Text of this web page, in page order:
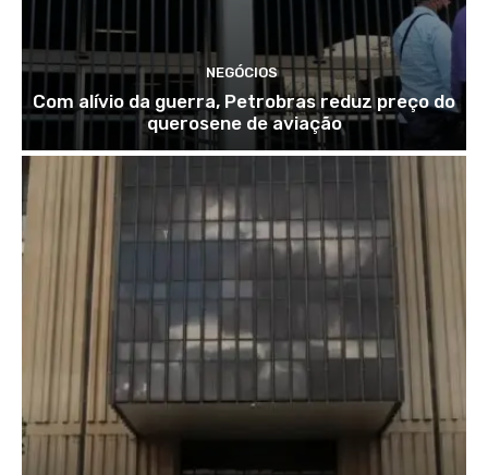
NEGÓCIOS
Com alívio da guerra, Petrobras reduz preço do
querosene de aviação